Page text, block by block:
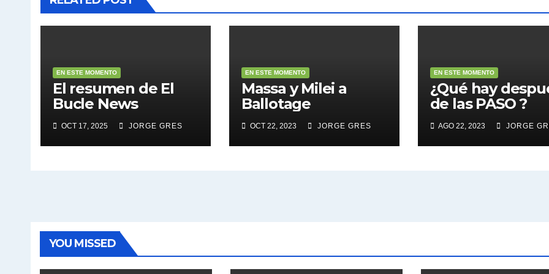
EN ESTE MOMENTO
El resumen de El
Bucle News
OCT 17, 2025 JORGE GRES
EN ESTE MOMENTO
Massa y Milei a
Ballotage
OCT 22, 2023 JORGE GRES
EN ESTE MOMENTO
¿Qué hay
de las PASO ?
AGO 22, 2023 JORGE
YOU MISSED